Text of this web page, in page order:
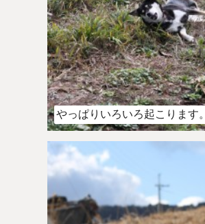
やっぱりいろいろ起こります。